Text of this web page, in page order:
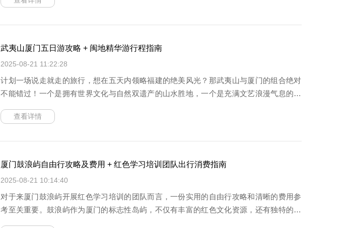
武夷山厦门五日游攻略 + 闽地精华游行程指南
2025-08-21 11:22:28
计划一场说走就走的旅行，想在五天内领略福建的绝美风光？那武夷山与厦门的组合绝对
不能错过！一个是拥有世界文化与自然双遗产的山水胜地，一个是充满文艺浪漫气息的海
查看详情
厦门鼓浪屿自由行攻略及费用 + 红色学习培训团队出行消费指南
2025-08-21 10:14:40
对于来厦门鼓浪屿开展红色学习培训的团队而言，一份实用的自由行攻略和清晰的费用参
考至关重要。鼓浪屿作为厦门的标志性岛屿，不仅有丰富的红色文化资源，还有独特的历